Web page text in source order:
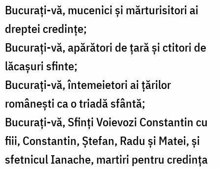
Bucuraţi-vă, mucenici şi mărturisitori ai
dreptei credinţe;
Bucuraţi-vă, apărători de ţară şi ctitori de
lăcaşuri sfinte;
Bucuraţi-vă, întemeietori ai ţărilor
româneşti ca o triadă sfântă;
Bucuraţi-vă, Sfinţi Voievozi Constantin cu
fiii, Constantin, Ştefan, Radu şi Matei, şi
sfetnicul Ianache, martiri pentru credinţa